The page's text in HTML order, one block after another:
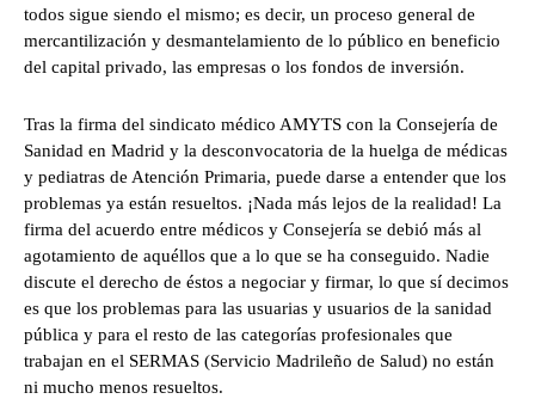
todos sigue siendo el mismo; es decir, un proceso general de
mercantilización y desmantelamiento de lo público en beneficio
del capital privado, las empresas o los fondos de inversión.
Tras la firma del sindicato médico AMYTS con la Consejería de
Sanidad en Madrid y la desconvocatoria de la huelga de médicas
y pediatras de Atención Primaria, puede darse a entender que los
problemas ya están resueltos. ¡Nada más lejos de la realidad! La
firma del acuerdo entre médicos y Consejería se debió más al
agotamiento de aquéllos que a lo que se ha conseguido. Nadie
discute el derecho de éstos a negociar y firmar, lo que sí decimos
es que los problemas para las usuarias y usuarios de la sanidad
pública y para el resto de las categorías profesionales que
trabajan en el SERMAS (Servicio Madrileño de Salud) no están
ni mucho menos resueltos.